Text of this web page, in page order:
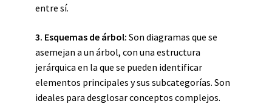
entre sí.
3. Esquemas de árbol: Son diagramas que se
asemejan a un árbol, con una estructura
jerárquica en la que se pueden identificar
elementos principales y sus subcategorías. Son
ideales para desglosar conceptos complejos.